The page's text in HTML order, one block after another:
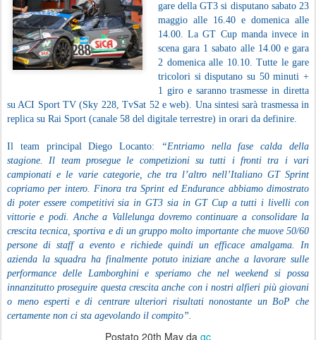
gare della GT3 si disputano sabato 23
maggio alle 16.40 e domenica alle
14.00. La GT Cup manda invece in
scena gara 1 sabato alle 14.00 e gara
2 domenica alle 10.10. Tutte le gare
tricolori si disputano su 50 minuti +
1 giro e saranno trasmesse in diretta
su ACI Sport TV (Sky 228, TvSat 52 e web). Una sintesi sarà trasmessa in
replica su Rai Sport (canale 58 del digitale terrestre) in orari da definire.
Il team principal Diego Locanto:
“Entriamo nella fase calda della
stagione. Il team prosegue le competizioni su tutti i fronti tra i vari
campionati e le varie categorie, che tra l’altro nell’Italiano GT Sprint
copriamo per intero. Finora tra Sprint ed Endurance abbiamo dimostrato
di poter essere competitivi sia in GT3 sia in GT Cup a tutti i livelli con
vittorie e podi. Anche a Vallelunga dovremo continuare a consolidare la
crescita tecnica, sportiva e di un gruppo molto importante che muove 50/60
persone di staff a evento e richiede quindi un efficace amalgama. In
azienda la squadra ha finalmente potuto iniziare anche a lavorare sulle
performance delle Lamborghini e speriamo che nel weekend si possa
innanzitutto proseguire questa crescita anche con i nostri alfieri più giovani
o meno esperti e di centrare ulteriori risultati nonostante un BoP che
certamente non ci sta agevolando il compito”.
Postato 20th May da gc